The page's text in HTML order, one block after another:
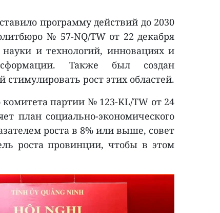
программу действий до 2030
№ 57-NQ/TW от 22 декабря
и технологий, инновациях и
Также был создан
рост этих областей.
партии № 123-KL/TW от 24
план социально-экономического
роста в 8% или выше, совет
роста провинции, чтобы в этом